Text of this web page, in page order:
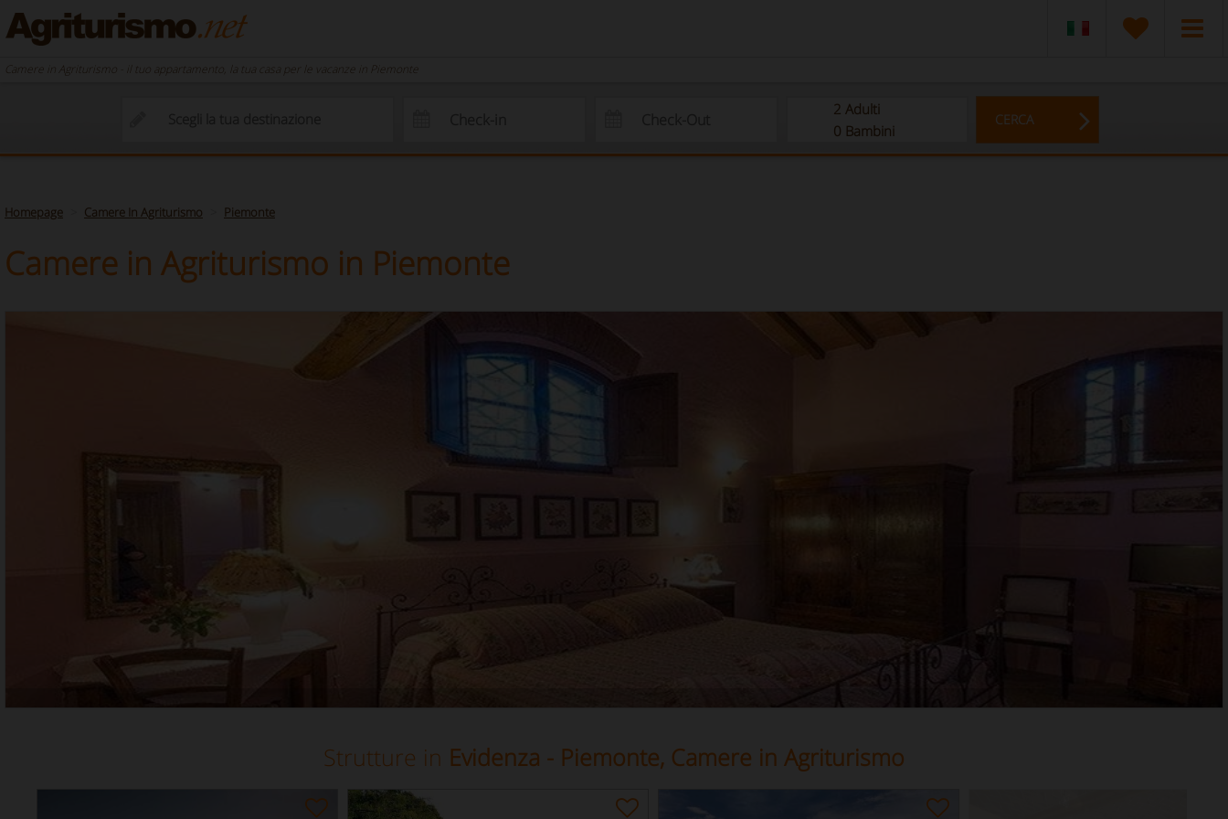
Camere in Agriturismo - il tuo appartamento, la tua casa per le vacanze in Piemonte
2 Adulti
0 Bambini
CERCA
Homepage Camere In Agriturismo Piemonte
Camere in Agriturismo in Piemonte
Strutture in Evidenza - Piemonte, Camere in Agriturismo